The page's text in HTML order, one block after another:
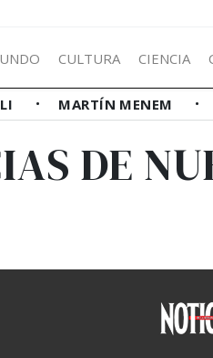
CULTURA CIENCIA
MARTÍN MENEM
DE